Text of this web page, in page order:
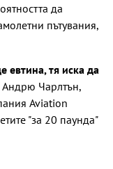
да
пътувания,
евтина, тя иска да
Андрю Чарлтън,
Aviation
"за 20 паунда"